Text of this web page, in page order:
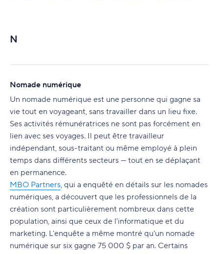
N
Nomade numérique
Un nomade numérique est une personne qui gagne sa
vie tout en voyageant, sans travailler dans un lieu fixe.
Ses activités rémunératrices ne sont pas forcément en
lien avec ses voyages. Il peut être travailleur
indépendant, sous-traitant ou même employé à plein
temps dans différents secteurs — tout en se déplaçant
en permanence.
MBO Partners, qui a enquêté en détails sur les nomades
numériques, a découvert que les professionnels de la
création sont particulièrement nombreux dans cette
population, ainsi que ceux de l'informatique et du
marketing. L'enquête a même montré qu'un nomade
numérique sur six gagne 75 000 $ par an. Certains